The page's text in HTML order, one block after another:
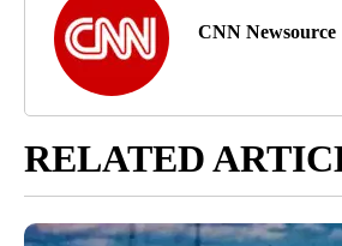
CNN Newsource
RELATED